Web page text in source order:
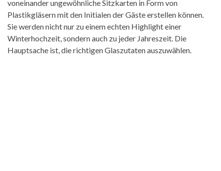
voneinander ungewöhnliche Sitzkarten in Form von
Plastikgläsern mit den Initialen der Gäste erstellen können.
Sie werden nicht nur zu einem echten Highlight einer
Winterhochzeit, sondern auch zu jeder Jahreszeit. Die
Hauptsache ist, die richtigen Glaszutaten auszuwählen.